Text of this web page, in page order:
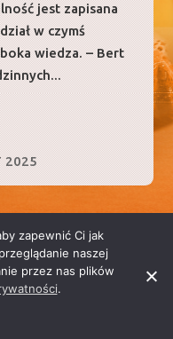
jest zapisana
w czymś
wiedza. – Bert
2025
zapewnić Ci jak
naszej
przez nas plików
.